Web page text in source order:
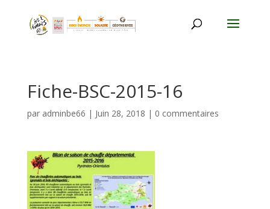
Fiche-BSC-2015-16
par adminbe66 | Juin 28, 2018 | 0 commentaires